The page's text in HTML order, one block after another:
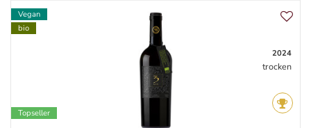
Vegan
bio
Topseller
2024
trocken